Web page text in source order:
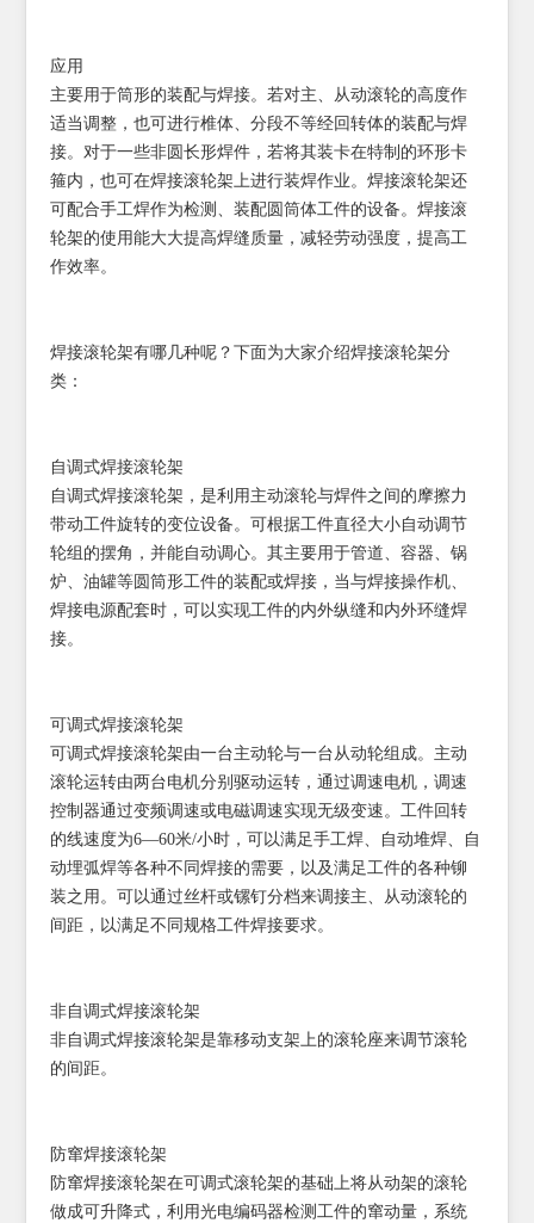
应用
主要用于筒形的装配与焊接。若对主、从动滚轮的高度作
适当调整，也可进行椎体、分段不等经回转体的装配与焊
接。对于一些非圆长形焊件，若将其装卡在特制的环形卡
箍内，也可在焊接滚轮架上进行装焊作业。焊接滚轮架还
可配合手工焊作为检测、装配圆筒体工件的设备。焊接滚
轮架的使用能大大提高焊缝质量，减轻劳动强度，提高工
作效率。
焊接滚轮架有哪几种呢？下面为大家介绍焊接滚轮架分
类：
自调式焊接滚轮架
自调式焊接滚轮架，是利用主动滚轮与焊件之间的摩擦力
带动工件旋转的变位设备。可根据工件直径大小自动调节
轮组的摆角，并能自动调心。其主要用于管道、容器、锅
炉、油罐等圆筒形工件的装配或焊接，当与焊接操作机、
焊接电源配套时，可以实现工件的内外纵缝和内外环缝焊
接。
可调式焊接滚轮架
可调式焊接滚轮架由一台主动轮与一台从动轮组成。主动
滚轮运转由两台电机分别驱动运转，通过调速电机，调速
控制器通过变频调速或电磁调速实现无级变速。工件回转
的线速度为6—60米/小时，可以满足手工焊、自动堆焊、自
动埋弧焊等各种不同焊接的需要，以及满足工件的各种铆
装之用。可以通过丝杆或镙钉分档来调接主、从动滚轮的
间距，以满足不同规格工件焊接要求。
非自调式焊接滚轮架
非自调式焊接滚轮架是靠移动支架上的滚轮座来调节滚轮
的间距。
防窜焊接滚轮架
防窜焊接滚轮架在可调式滚轮架的基础上将从动架的滚轮
做成可升降式，利用光电编码器检测工件的窜动量，系统